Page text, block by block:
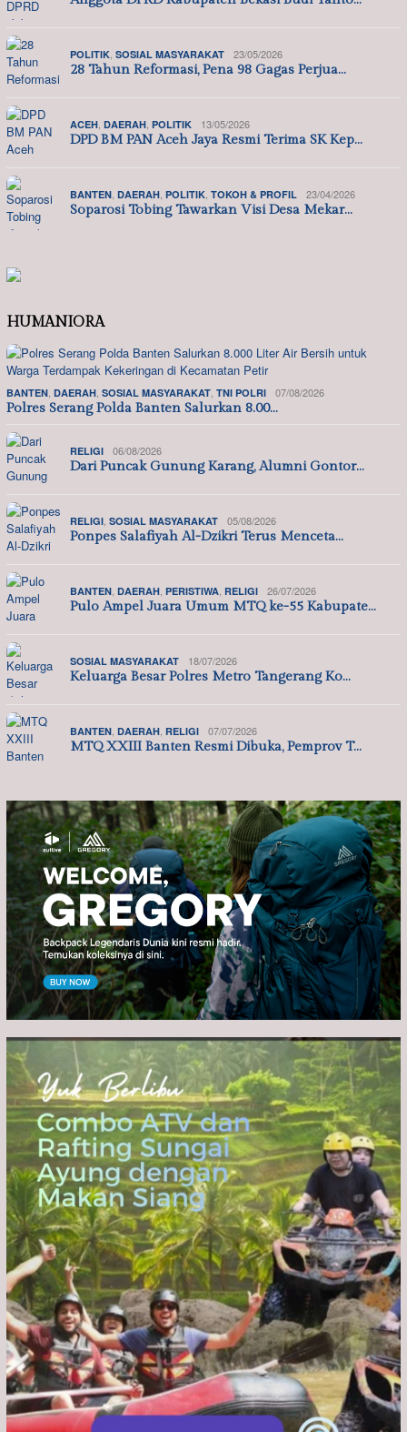
POLITIK, SOSIAL MASYARAKAT 23/05/2026
28 Tahun Reformasi, Pena 98 Gagas Perjua…
ACEH, DAERAH, POLITIK 13/05/2026
DPD BM PAN Aceh Jaya Resmi Terima SK Kep…
BANTEN, DAERAH, POLITIK, TOKOH & PROFIL 23/04/2026
Soparosi Tobing Tawarkan Visi Desa Mekar…
HUMANIORA
BANTEN DAERAH SOSIAL MASYARAKAT TNI POLRI 07/08/2026
Polres Serang Polda Banten Salurkan 8.00…
RELIGI 06/08/2026
Dari Puncak Gunung Karang, Alumni Gontor…
RELIGI SOSIAL MASYARAKAT 05/08/2026
Ponpes Salafiyah Al-Dzikri Terus Menceta…
BANTEN DAERAH PERISTIWA RELIGI 26/07/2026
Pulo Ampel Juara Umum MTQ ke-55 Kabupate…
SOSIAL MASYARAKAT 18/07/2026
Keluarga Besar Polres Metro Tangerang Ko…
BANTEN DAERAH RELIGI 07/07/2026
MTQ XXIII Banten Resmi Dibuka, Pemprov T…